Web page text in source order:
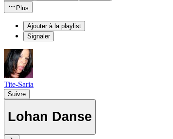
Plus
Ajouter à la playlist
Signaler
Tite-Saria
Suivre
Lohan Danse